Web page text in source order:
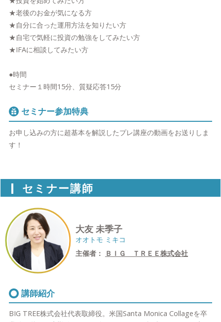
★老後のお金が気になる方
★自分に合った運用方法を知りたい方
★自宅で気軽に投資の勉強をしてみたい方
★IFAに相談してみたい方
●時間
セミナー１時間15分、質疑応答15分
セミナー参加特典
お申し込みの方に超基本を解説したプレ講座の動画をお送りしま
す！
セミナー講師
大友 未季子
オオトモ ミキコ
主催者：
ＢＩＧ ＴＲＥＥ株式会社
講師紹介
BIG TREE株式会社代表取締役。米国Santa Monica Collageを卒